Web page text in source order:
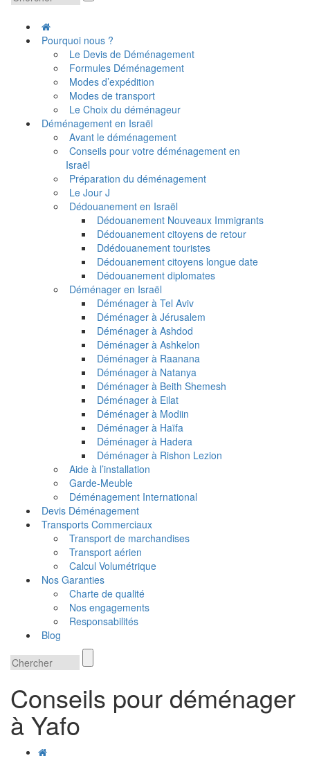
Pourquoi nous ?
Le Devis de Déménagement
Formules Déménagement
Modes d’expédition
Modes de transport
Le Choix du déménageur
Déménagement en Israël
Avant le déménagement
Conseils pour votre déménagement en
Israël
Préparation du déménagement
Le Jour J
Dédouanement en Israël
Dédouanement Nouveaux Immigrants
Dédouanement citoyens de retour
Ddédouanement touristes
Dédouanement citoyens longue date
Dédouanement diplomates
Déménager en Israël
Déménager à Tel Aviv
Déménager à Jérusalem
Déménager à Ashdod
Déménager à Ashkelon
Déménager à Raanana
Déménager à Natanya
Déménager à Beith Shemesh
Déménager à Eilat
Déménager à Modiin
Déménager à Haïfa
Déménager à Hadera
Déménager à Rishon Lezion
Aide à l’installation
Garde-Meuble
Déménagement International
Devis Déménagement
Transports Commerciaux
Transport de marchandises
Transport aérien
Calcul Volumétrique
Nos Garanties
Charte de qualité
Nos engagements
Responsabilités
Blog
Conseils pour déménager
à Yafo